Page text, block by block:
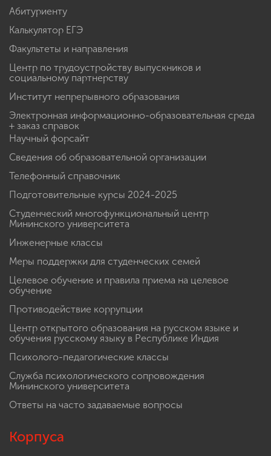
Абитуриенту
Калькулятор ЕГЭ
Факультеты и направления
Центр по трудоустройству выпускников и
социальному партнерству
Институт непрерывного образования
Электронная информационно-образовательная среда
+ заказ справок
Научный форсайт
Сведения об образовательной организации
Телефонный справочник
Подготовительные курсы 2024-2025
Студенческий многофункциональный центр
Мининского университета
Инженерные классы
Меры поддержки для студенческих семей
Целевое обучение и правила приема на целевое
обучение
Противодействие коррупции
Центр открытого образования на русском языке и
обучения русскому языку в Республике Индия
Психолого-педагогические классы
Служба психологического сопровождения
Мининского университета
Ответы на часто задаваемые вопросы
Корпуса